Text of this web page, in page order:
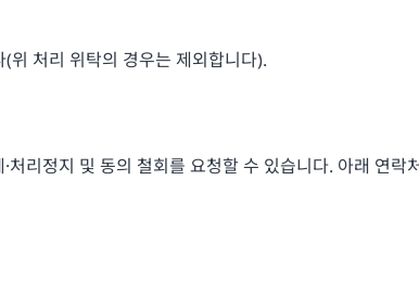
위 처리 위탁의 경우는 제외합니다).
처리정지 및 동의 철회를 요청할 수 있습니다. 아래 연락